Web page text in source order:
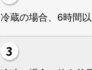
冷蔵の場合、6時間